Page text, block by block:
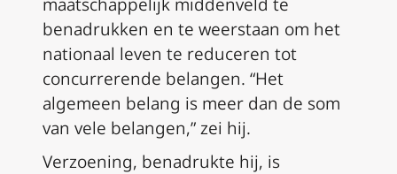
benadrukken en te weerstaan om het
nationaal leven te reduceren tot
concurrerende belangen. “Het
algemeen belang is meer dan de som
van vele belangen,” zei hij.
Verzoening, benadrukte hij, is